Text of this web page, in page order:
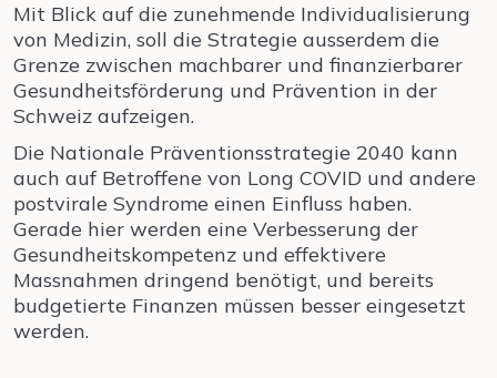
Mit Blick auf die zunehmende Individualisierung
von Medizin, soll die Strategie ausserdem die
Grenze zwischen machbarer und finanzierbarer
Gesundheitsförderung und Prävention in der
Schweiz aufzeigen.
Die Nationale Präventionsstrategie 2040 kann
auch auf Betroffene von Long COVID und andere
postvirale Syndrome einen Einfluss haben.
Gerade hier werden eine Verbesserung der
Gesundheitskompetenz und effektivere
Massnahmen dringend benötigt, und bereits
budgetierte Finanzen müssen besser eingesetzt
werden.